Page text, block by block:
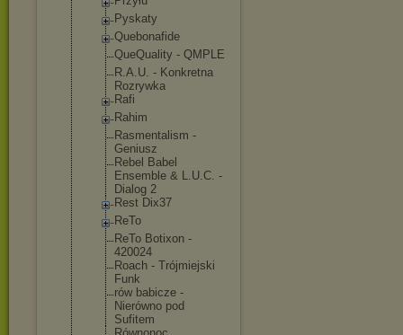
Pyskaty
Quebonafide
QueQuality - QMPLE
R.A.U. - Konkretna
Rozrywka
Rafi
Rahim
Rasmentalism -
Geniusz
Rebel Babel
Ensemble & L.U.C. -
Dialog 2
Rest Dix37
ReTo
ReTo Botixon -
420024
Roach - Trójmiejski
Funk
rów babicze -
Nierówno pod
Sufitem